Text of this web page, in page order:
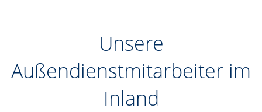
Unsere
Außendienstmitarbeiter im
Inland